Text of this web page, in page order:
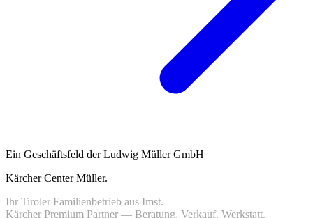
Ein Geschäftsfeld der Ludwig Müller GmbH
Kärcher Center Müller.
Ihr Tiroler Familienbetrieb aus Imst.
Kärcher Premium Partner — Beratung, Verkauf, Werkstatt.